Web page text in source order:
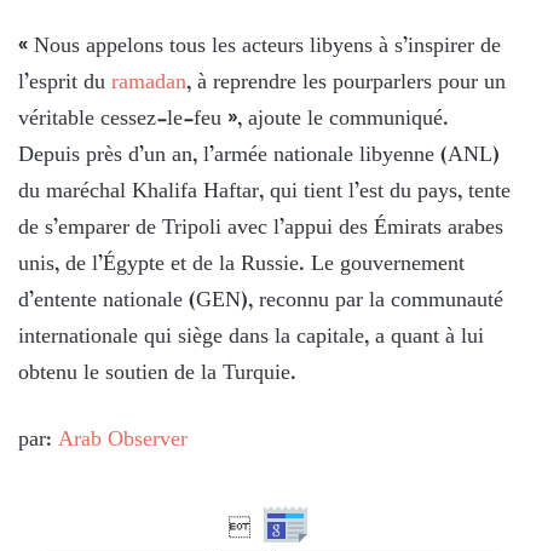
« Nous appelons tous les acteurs libyens à s’inspirer de
l’esprit duramadan, à reprendre les pourparlers pour un
véritable cessez-le-feu », ajoute le communiqué.
Depuis près d’un an, l’armée nationale libyenne (ANL)
du maréchal Khalifa Haftar, qui tient l’est du pays, tente
de s’emparer de Tripoli avec l’appui des Émirats arabes
unis, de l’Égypte et de la Russie. Le gouvernement
d’entente nationale (GEN), reconnu par la communauté
internationale qui siège dans la capitale, a quant à lui
obtenu le soutien de la Turquie.
par: Arab Observer
